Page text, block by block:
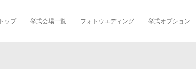
トップ 挙式会場一覧 フォトウエディング 挙式オプション